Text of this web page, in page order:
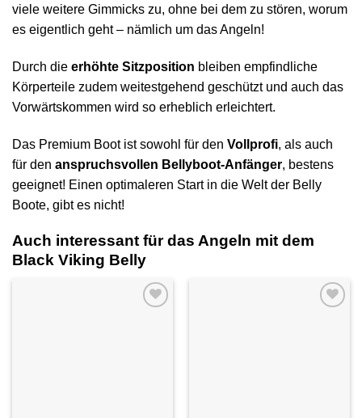
viele weitere Gimmicks zu, ohne bei dem zu stören, worum
es eigentlich geht – nämlich um das Angeln!
Durch die erhöhte Sitzposition bleiben empfindliche
Körperteile zudem weitestgehend geschützt und auch das
Vorwärtskommen wird so erheblich erleichtert.
Das Premium Boot ist sowohl für den Vollprofi, als auch
für den anspruchsvollen Bellyboot-Anfänger, bestens
geeignet! Einen optimaleren Start in die Welt der Belly
Boote, gibt es nicht!
Auch interessant für das Angeln mit dem
Black Viking Belly